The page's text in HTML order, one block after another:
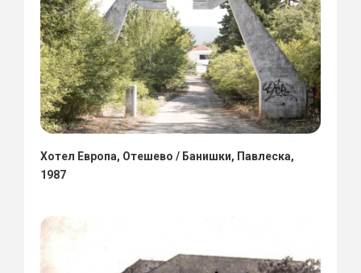
Хотел Европа, Отешево / Банишки, Павлеска,
1987